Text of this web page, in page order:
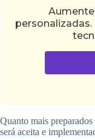
Quanto mais
será aceita e